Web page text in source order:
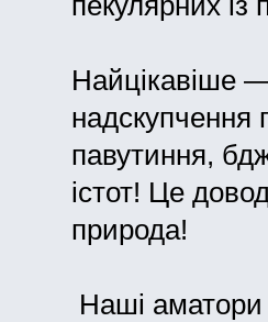
Найцікавіше
надскупчення
павутиння,
істот! Це
природа!
Наші аматори